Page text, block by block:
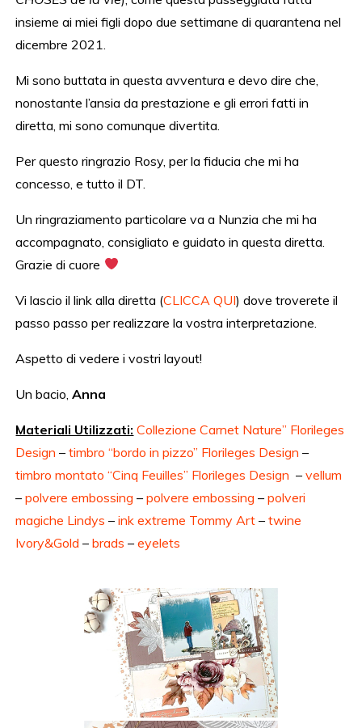
insieme ai miei figli dopo due settimane di quarantena nel
dicembre 2021.
Mi sono buttata in questa avventura e devo dire che,
nonostante l’ansia da prestazione e gli errori fatti in
diretta, mi sono comunque divertita.
Per questo ringrazio Rosy, per la fiducia che mi ha
concesso, e tutto il DT.
Un ringraziamento particolare va a Nunzia che mi ha
accompagnato, consigliato e guidato in questa diretta.
Grazie di cuore
Vi lascio il link alla diretta (CLICCA QUI) dove troverete il
passo passo per realizzare la vostra interpretazione.
Aspetto di vedere i vostri layout!
Un bacio,Anna
Materiali Utilizzati: Collezione Carnet Nature” Florileges
Design –timbro “bordo in pizzo” Florileges Design –
timbro montato “Cinq Feuilles” Florileges Design –vellum
–polvere embossing –polvere embossing –polveri
magiche Lindys –ink extreme Tommy Art –twine
Ivory&Gold –brads–eyelets